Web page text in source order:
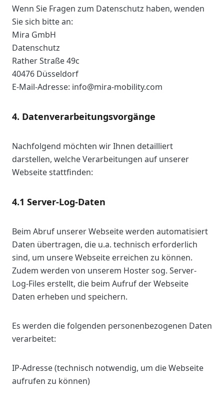
Wenn Sie Fragen zum Datenschutz haben, wenden
Sie sich bitte an:
Mira GmbH
Datenschutz
Rather Straße 49c
40476 Düsseldorf
E-Mail-Adresse: info@mira-mobility.com
4. Datenverarbeitungsvorgänge
Nachfolgend möchten wir Ihnen detailliert
darstellen, welche Verarbeitungen auf unserer
Webseite stattfinden:
4.1 Server-Log-Daten
Beim Abruf unserer Webseite werden automatisiert
Daten übertragen, die u.a. technisch erforderlich
sind, um unsere Webseite erreichen zu können.
Zudem werden von unserem Hoster sog. Server-
Log-Files erstellt, die beim Aufruf der Webseite
Daten erheben und speichern.
Es werden die folgenden personenbezogenen Daten
verarbeitet:
IP-Adresse (technisch notwendig, um die Webseite
aufrufen zu können)